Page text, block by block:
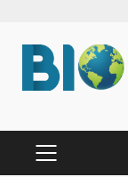
Inhalt
springen
PRIMÄRES